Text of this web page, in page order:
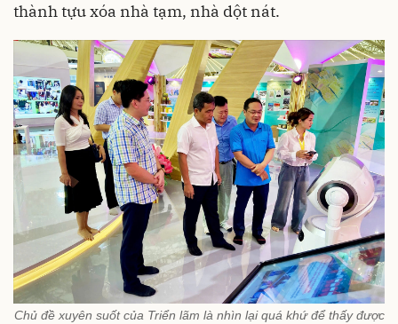
thành tựu xóa nhà tạm, nhà dột nát.
Chủ đề xuyên suốt của Triển lãm là nhìn lại quá khứ để thấy được